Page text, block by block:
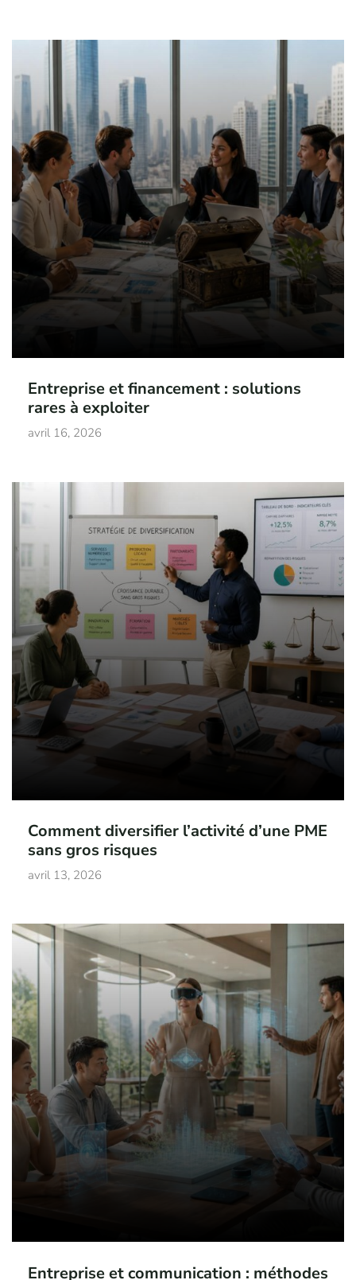
Entreprise et financement : solutions
rares à exploiter
avril 16, 2026
Comment diversifier l’activité d’une PME
sans gros risques
avril 13, 2026
Entreprise et communication : méthodes